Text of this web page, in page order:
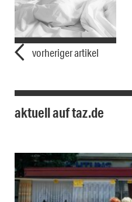
vorheriger artikel
aktuell auf taz.de